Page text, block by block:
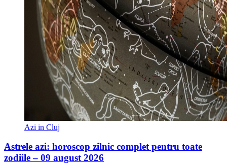
Azi in Cluj
Astrele azi: horoscop zilnic complet pentru toate
zodiile – 09 august 2026